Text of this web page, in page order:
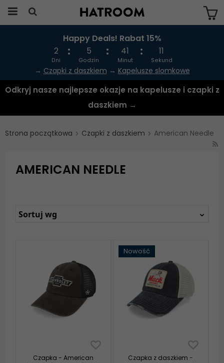
Produkten har blivit tillagd i varukorgen
Happy Deals! Rabat 15%
2
Dni
5
Godzin
41
Minut
10
Sekund
→ Czapki z daszkiem → Kapelusze slomkowe
Odkryj nasze najlepsze okazje na kapelusze i czapki z
daszkiem →
Strona początkowa Czapki z daszkiem American Needle
AMERICAN NEEDLE
Sortuj wg
Czapka - American
Nowość
Czapka z daszkiem -